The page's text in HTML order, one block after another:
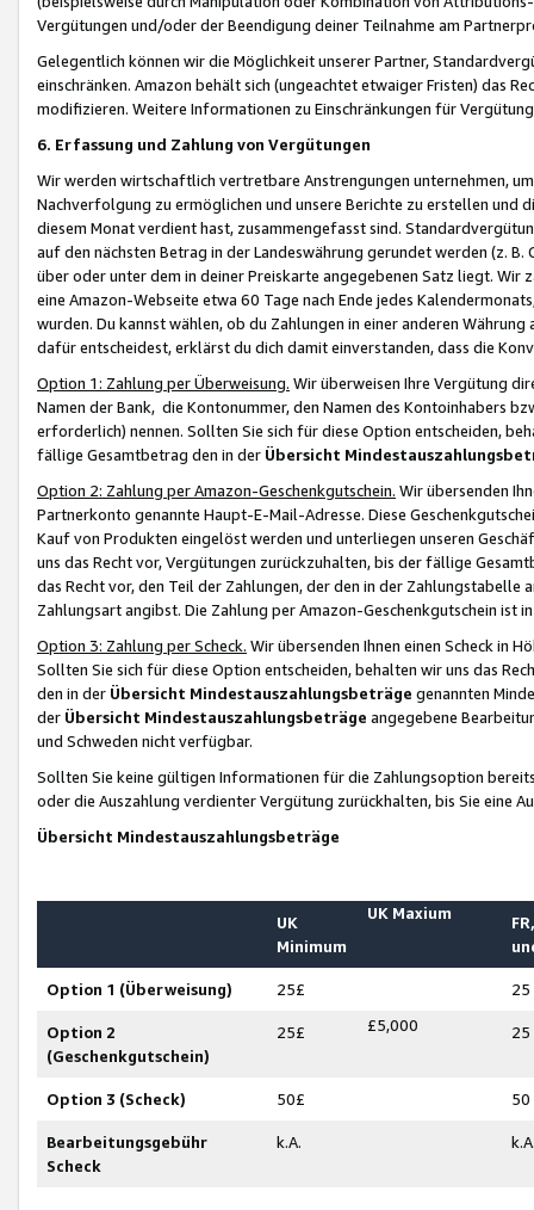
Vergütungen und/oder der Beendigung deiner Teilnahme am
Gelegentlich können wir die Möglichkeit unserer Partner,
einschränken. Amazon behält sich (ungeachtet etwaiger Fristen) das
modifizieren. Weitere Informationen zu Einschränkungen für
6. Erfassung und Zahlung von Vergütungen
Wir werden wirtschaftlich vertretbare Anstrengungen unternehmen,
Nachverfolgung zu ermöglichen und unsere Berichte zu erstellen und
diesem Monat verdient hast, zusammengefasst sind.
auf den nächsten Betrag in der Landeswährung gerundet werden (z.
über oder unter dem in deiner Preiskarte angegebenen Satz liegt.
eine Amazon-Webseite etwa 60 Tage nach Ende jedes
wurden. Du kannst wählen, ob du Zahlungen in einer anderen
dafür entscheidest, erklärst du dich damit einverstanden, dass die
Option 1: Zahlung per Überweisung. Wir überweisen Ihre Vergütung
Namen der Bank, die Kontonummer, den Namen des Kontoinhabers
erforderlich) nennen. Sollten Sie sich für diese Option entscheiden,
fällige Gesamtbetrag den in der Übersicht
Option 2: Zahlung per Amazon-Geschenkgutschein. Wir übersenden
Partnerkonto genannte Haupt-E-Mail-Adresse. Diese
Kauf von Produkten eingelöst werden und unterliegen unseren
uns das Recht vor, Vergütungen zurückzuhalten, bis der fällige
das Recht vor, den Teil der Zahlungen, der den in der
Zahlungsart angibst. Die Zahlung per Amazon-Geschenkgutschein ist
Option 3: Zahlung per Scheck. Wir übersenden Ihnen einen Scheck in
Sollten Sie sich für diese Option entscheiden, behalten wir uns das
den in der Übersicht Mindestauszahlungsbeträge genannten
der Übersicht Mindestauszahlungsbeträge angegebene
und Schweden nicht verfügbar.
Sollten Sie keine gültigen Informationen für die Zahlungsoption
oder die Auszahlung verdienter Vergütung zurückhalten, bis Sie
Übersicht Mindestauszahlungsbeträge
UK
Minimum
UK Maxium
Option 1 (Überweisung) 25£ 25
Option 2
(Geschenkgutschein)
25£ £5,000 25
Option 3 (Scheck) 50£ 50
Bearbeitungsgebühr
Scheck
k.A.